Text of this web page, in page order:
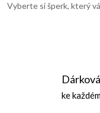
v
Vyberte si šperk, který
ke